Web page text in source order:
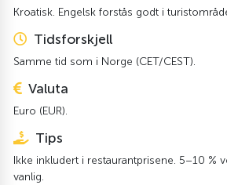
Kroatisk. Engelsk forstås godt i
Tidsforskjell
Samme tid som i Norge (CET/CEST).
Valuta
Euro (EUR).
Tips
Ikke inkludert i restaurantprisene. 5–10 %
vanlig.